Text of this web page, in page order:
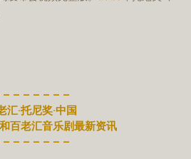
– – – – – – –
汇·托尼奖·中国
百老汇音乐剧最新资讯
– – – – – – –